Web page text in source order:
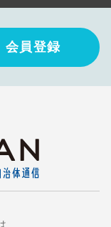
会員登録